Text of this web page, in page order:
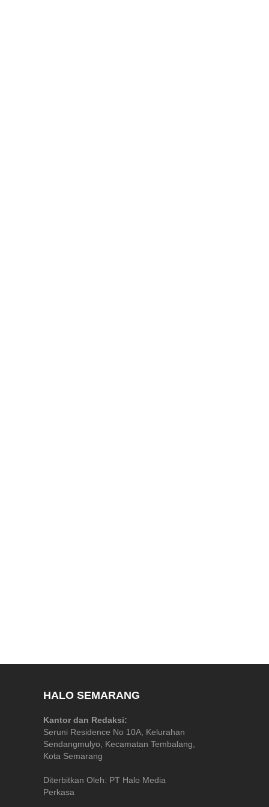
HALO SEMARANG
Kantor dan Redaksi:
Seruni Residence No 10A, Kelurahan
Sendangmulyo, Kecamatan Tembalang,
Kota Semarang
Diterbitkan Oleh: PT Halo Media
Perkasa